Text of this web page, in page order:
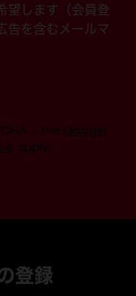
望します（会員登
告を含むメールマ
- the Google
apply.
登録